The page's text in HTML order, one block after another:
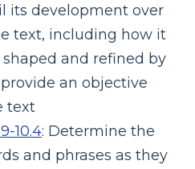
its development over
text, including how it
and refined by
an objective
text
10.4: Determine the
and phrases as they